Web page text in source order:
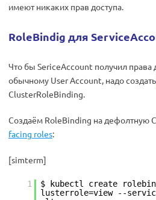
имеют никаких прав доступа.
RoleBindig для
Что бы SericeAccount получил права
обычному User Account, надо создать
ClusterRoleBinding.
Cоздаём RoleBinding на дефолтную
facing roles:
[simterm]
1
$ kubectl create
lusterrole=view --